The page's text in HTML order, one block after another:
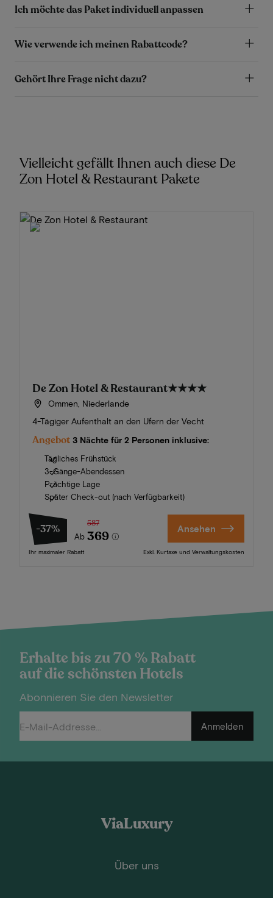
Ich möchte das Paket individuell anpassen
Wie verwende ich meinen Rabattcode?
Gehört Ihre Frage nicht dazu?
Vielleicht gefällt Ihnen auch diese De
Zon Hotel & Restaurant Pakete
De Zon Hotel & Restaurant★★★★
Ommen, Niederlande
4-Tägiger Aufenthalt an den Ufern der Vecht
Angebot 3 Nächte für 2 Personen inklusive:
Tägliches Frühstück
3-Gänge-Abendessen
Prächtige Lage
Später Check-out (nach Verfügbarkeit)
-37%
Ab
587
369
Ihr maximaler Rabatt
Ansehen
Exkl. Kurtaxe und Verwaltungskosten
Erhalte bis zu 70 % Rabatt
auf die schönsten Hotels
Abonnieren Sie den Newsletter
Anmelden
ViaLuxury
Über uns